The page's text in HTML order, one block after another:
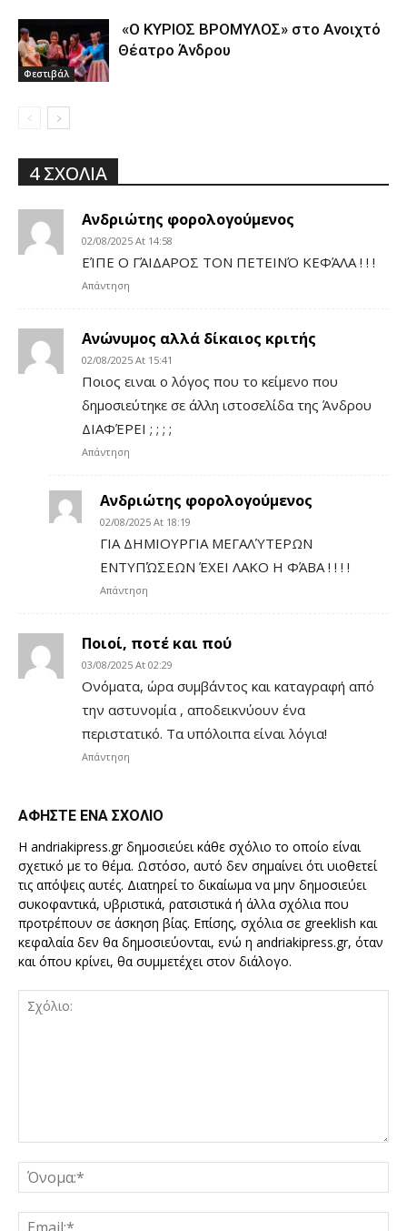
Φεστιβάλ
«Ο ΚΥΡΙΟΣ ΒΡΟΜΥΛΟΣ» στο Ανοιχτό
Θέατρο Άνδρου
4 ΣΧΟΛΙΑ
Ανδριώτης φορολογούμενος
02/08/2025 At 14:58
ΕΊΠΕ Ο ΓΆΙΔΑΡΟΣ ΤΟΝ ΠΕΤΕΙΝΌ ΚΕΦΆΛΑ ! ! !
Απάντηση
Ανώνυμος αλλά δίκαιος κριτής
02/08/2025 At 15:41
Ποιος ειναι ο λόγος που το κείμενο που
δημοσιεύτηκε σε άλλη ιστοσελίδα της Άνδρου
ΔΙΑΦΈΡΕΙ ; ; ; ;
Απάντηση
Ανδριώτης φορολογούμενος
02/08/2025 At 18:19
ΓΙΑ ΔΗΜΙΟΥΡΓΙΑ ΜΕΓΑΛΎΤΕΡΩΝ
ΕΝΤΥΠΏΣΕΩΝ ΈΧΕΙ ΛΑΚΟ Η ΦΆΒΑ ! ! ! !
Απάντηση
Ποιοί, ποτέ και πού
03/08/2025 At 02:29
Ονόματα, ώρα συμβάντος και καταγραφή από
την αστυνομία , αποδεικνύουν ένα
περιστατικό. Τα υπόλοιπα είναι λόγια!
Απάντηση
ΑΦΗΣΤΕ ΕΝΑ ΣΧΟΛΙΟ
Η andriakipress.gr δημοσιεύει κάθε σχόλιο το οποίο είναι
σχετικό με το θέμα. Ωστόσο, αυτό δεν σημαίνει ότι υιοθετεί
τις απόψεις αυτές. Διατηρεί το δικαίωμα να μην δημοσιεύει
συκοφαντικά, υβριστικά, ρατσιστικά ή άλλα σχόλια που
προτρέπουν σε άσκηση βίας. Επίσης, σχόλια σε greeklish και
κεφαλαία δεν θα δημοσιεύονται, ενώ η andriakipress.gr, όταν
και όπου κρίνει, θα συμμετέχει στον διάλογο.